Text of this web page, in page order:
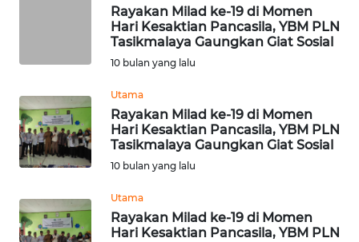
Rayakan Milad ke-19 di Momen
Hari Kesaktian Pancasila, YBM PLN
Tasikmalaya Gaungkan Giat Sosial
10 bulan yang lalu
Utama
Rayakan Milad ke-19 di Momen
Hari Kesaktian Pancasila, YBM PLN
Tasikmalaya Gaungkan Giat Sosial
10 bulan yang lalu
Utama
Rayakan Milad ke-19 di Momen
Hari Kesaktian Pancasila, YBM PLN
JATIM
WN
BALI
WN
KALBAR